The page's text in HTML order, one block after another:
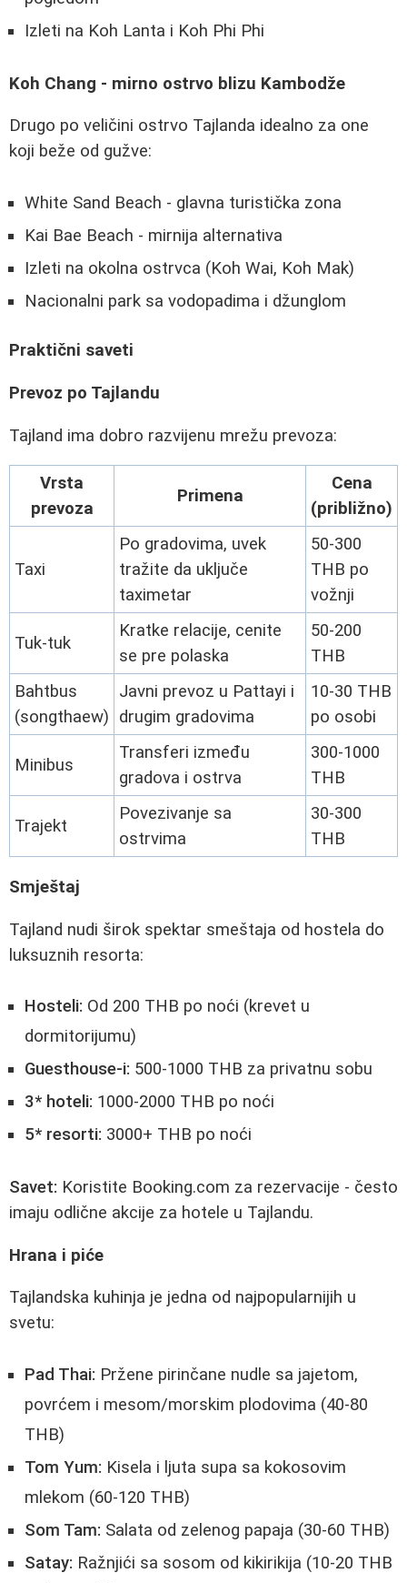
Izleti na Koh Lanta i Koh Phi Phi
Koh Chang - mirno ostrvo blizu Kambodže
Drugo po veličini ostrvo Tajlanda idealno za one
koji beže od gužve:
White Sand Beach - glavna turistička zona
Kai Bae Beach - mirnija alternativa
Izleti na okolna ostrvca (Koh Wai, Koh Mak)
Nacionalni park sa vodopadima i džunglom
Praktični saveti
Prevoz po Tajlandu
Tajland ima dobro razvijenu mrežu prevoza:
Vrsta
prevoza
Primena
Cena
(približno)
Taxi
Po gradovima, uvek
tražite da uključe
taximetar
50-300
THB po
vožnji
Tuk-tuk
Kratke relacije, cenite
se pre polaska
50-200
THB
Bahtbus
(songthaew)
Javni prevoz u Pattayi i
drugim gradovima
10-30 THB
po osobi
Minibus
Transferi između
gradova i ostrva
300-1000
THB
Trajekt
Povezivanje sa
ostrvima
30-300
THB
Smještaj
Tajland nudi širok spektar smeštaja od hostela do
luksuznih resorta:
Hosteli: Od 200 THB po noći (krevet u
dormitorijumu)
Guesthouse-i: 500-1000 THB za privatnu sobu
3* hoteli: 1000-2000 THB po noći
5* resorti: 3000+ THB po noći
Savet: Koristite Booking.com za rezervacije - često
imaju odlične akcije za hotele u Tajlandu.
Hrana i piće
Tajlandska kuhinja je jedna od najpopularnijih u
svetu:
Pad Thai: Pržene pirinčane nudle sa jajetom,
povrćem i mesom/morskim plodovima (40-80
THB)
Tom Yum: Kisela i ljuta supa sa kokosovim
mlekom (60-120 THB)
Som Tam: Salata od zelenog papaja (30-60 THB)
Satay: Ražnjići sa sosom od kikirikija (10-20 THB